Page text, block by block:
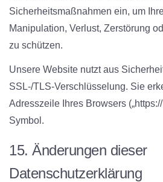
Sicherheitsmaßnahmen ein, um
Manipulation, Verlust, Zerstörung
zu schützen.
Unsere Website nutzt aus
SSL-/TLS-Verschlüsselung. Sie
Adresszeile Ihres Browsers
Symbol.
15. Änderungen dieser
Datenschutzerklärung